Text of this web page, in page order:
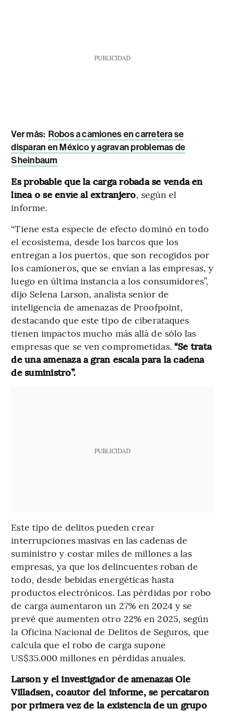
PUBLICIDAD
Ver más: Robos a camiones en carretera se
disparan en México y agravan problemas de
Sheinbaum
Es probable que la carga robada se venda en
línea o se envíe al extranjero, según el
informe.
“Tiene esta especie de efecto dominó en todo
el ecosistema, desde los barcos que los
entregan a los puertos, que son recogidos por
los camioneros, que se envían a las empresas, y
luego en última instancia a los consumidores”,
dijo Selena Larson, analista senior de
inteligencia de amenazas de Proofpoint,
destacando que este tipo de ciberataques
tienen impactos mucho más allá de sólo las
empresas que se ven comprometidas. “Se trata
de una amenaza a gran escala para la cadena
de suministro”.
PUBLICIDAD
Este tipo de delitos pueden crear
interrupciones masivas en las cadenas de
suministro y costar miles de millones a las
empresas, ya que los delincuentes roban de
todo, desde bebidas energéticas hasta
productos electrónicos. Las pérdidas por robo
de carga aumentaron un 27% en 2024 y se
prevé que aumenten otro 22% en 2025, según
la Oficina Nacional de Delitos de Seguros, que
calcula que el robo de carga supone
US$35.000 millones en pérdidas anuales.
Larson y el investigador de amenazas Ole
Villadsen, coautor del informe, se percataron
por primera vez de la existencia de un grupo